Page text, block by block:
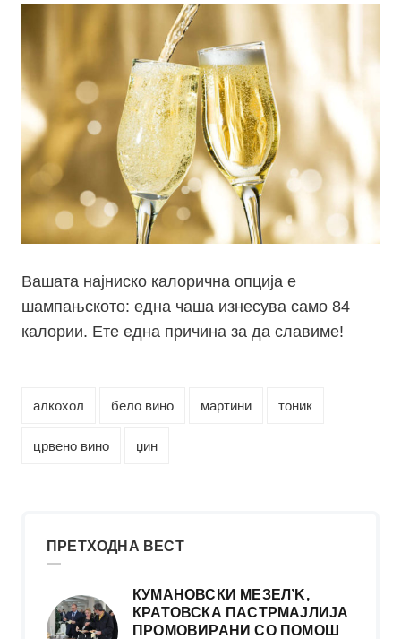
Вашата најниско калорична опција e
шампањското: една чаша изнесува само 84
калории. Ете една причина за да славиме!
алкохол бело вино мартини тоник
црвено вино џин
ПРЕТХОДНА ВЕСТ
КУМАНОВСКИ МЕЗЕЛ’K,
КРАТОВСКА ПАСТРМАЈЛИЈА
ПРОМОВИРАНИ СО ПОМОШ